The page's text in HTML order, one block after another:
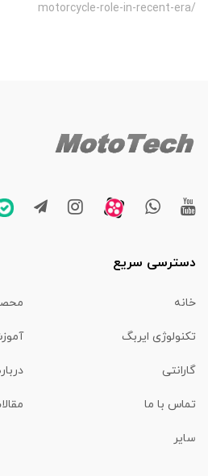
/motorcycle-role-in-recent-era
دسترسی سریع
خانه
تکنولوژی ایربگ
گارانتی
تماس با ما
سایر